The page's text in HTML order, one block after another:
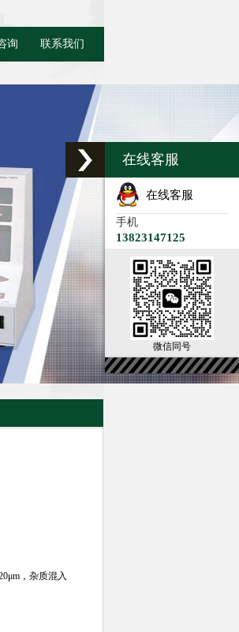
询 联系我们
，杂质混入
在线客服
在线客服
手机
13823147125
微信同号